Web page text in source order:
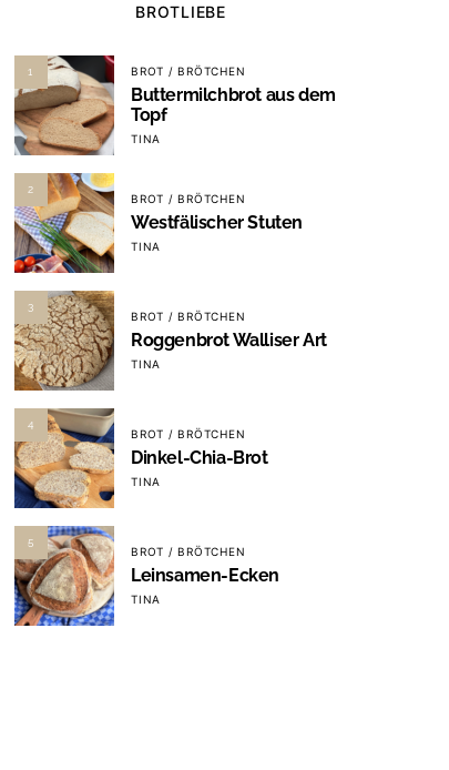
BROTLIEBE
1 BROT / BRÖTCHEN
Buttermilchbrot aus dem
Topf
TINA
2
BROT / BRÖTCHEN
Westfälischer Stuten
TINA
3
BROT / BRÖTCHEN
Roggenbrot Walliser Art
TINA
4
BROT / BRÖTCHEN
Dinkel-Chia-Brot
TINA
5
BROT / BRÖTCHEN
Leinsamen-Ecken
TINA